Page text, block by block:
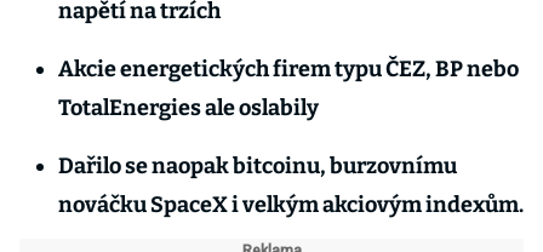
napětí na trzích
Akcie energetických firem typu ČEZ, BP nebo
TotalEnergies ale oslabily
Dařilo se naopak bitcoinu, burzovnímu
nováčku SpaceX i velkým akciovým indexům.